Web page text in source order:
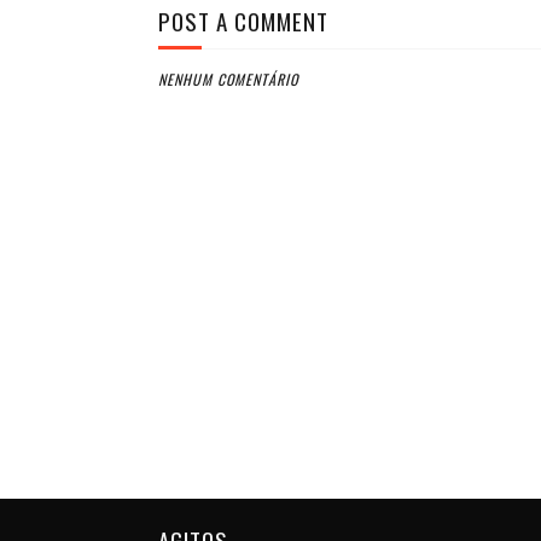
POST A COMMENT
NENHUM COMENTÁRIO